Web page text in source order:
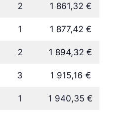
2 1 861,32 €
1 1 877,42 €
2 1 894,32 €
3 1 915,16 €
1 1 940,35 €